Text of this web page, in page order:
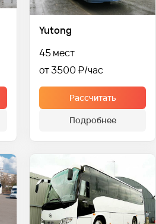
Yutong
45 мест
от 3500 ₽
Рассчитать
Подробнее